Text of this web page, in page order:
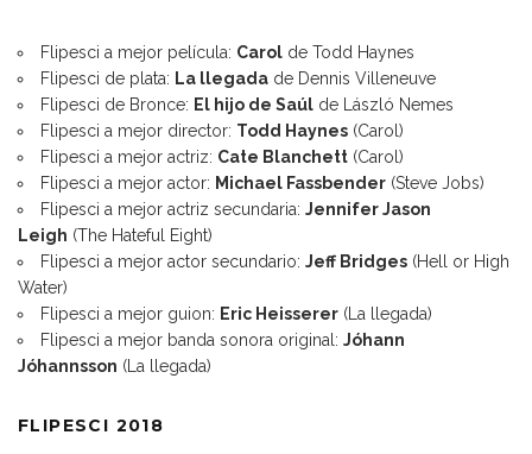
Flipesci a mejor película: Carol de Todd Haynes
Flipesci de plata: La llegada de Dennis Villeneuve
Flipesci de Bronce: El hijo de Saúl de László Nemes
Flipesci a mejor director: Todd Haynes (Carol)
Flipesci a mejor actriz: Cate Blanchett (Carol)
Flipesci a mejor actor: Michael Fassbender (Steve Jobs)
Flipesci a mejor actriz secundaria: Jennifer Jason
Leigh (The Hateful Eight)
Flipesci a mejor actor secundario: Jeff Bridges (Hell or High
Water)
Flipesci a mejor guion: Eric Heisserer (La llegada)
Flipesci a mejor banda sonora original: Jóhann
Jóhannsson (La llegada)
FLIPESCI 2018